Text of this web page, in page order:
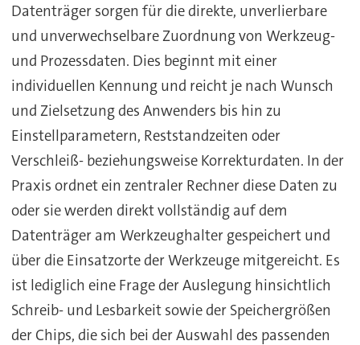
Datenträger sorgen für die direkte, unverlierbare
und unverwechselbare Zuordnung von Werkzeug-
und Prozessdaten. Dies beginnt mit einer
individuellen Kennung und reicht je nach Wunsch
und Zielsetzung des Anwenders bis hin zu
Einstellparametern, Reststandzeiten oder
Verschleiß- beziehungsweise Korrekturdaten. In der
Praxis ordnet ein zentraler Rechner diese Daten zu
oder sie werden direkt vollständig auf dem
Datenträger am Werkzeughalter gespeichert und
über die Einsatzorte der Werkzeuge mitgereicht. Es
ist lediglich eine Frage der Auslegung hinsichtlich
Schreib- und Lesbarkeit sowie der Speichergrößen
der Chips, die sich bei der Auswahl des passenden